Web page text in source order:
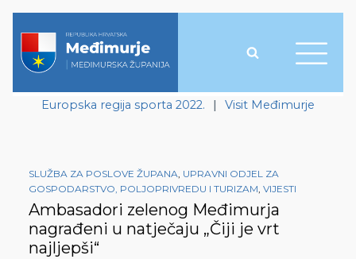
Europska regija sporta 2022. | Visit Međimurje
SLUŽBA ZA POSLOVE ŽUPANA, UPRAVNI ODJEL ZA
GOSPODARSTVO, POLJOPRIVREDU I TURIZAM, VIJESTI
Ambasadori zelenog Međimurja
nagrađeni u natječaju „Čiji je vrt
najljepši“